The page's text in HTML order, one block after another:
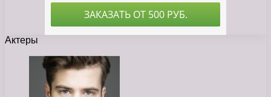
Актеры